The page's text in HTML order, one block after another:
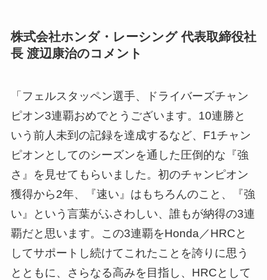
株式会社ホンダ・レーシング 代表取締役社
長 渡辺康治のコメント
「フェルスタッペン選手、ドライバーズチャン
ピオン3連覇おめでとうございます。10連勝と
いう前人未到の記録を達成するなど、F1チャン
ピオンとしてのシーズンを通した圧倒的な『強
さ』を見せてもらいました。初のチャンピオン
獲得から2年、『速い』はもちろんのこと、『強
い』という言葉がふさわしい、誰もが納得の3連
覇だと思います。この3連覇をHonda／HRCと
してサポートし続けてこれたことを誇りに思う
とともに、さらなる高みを目指し、HRCとして